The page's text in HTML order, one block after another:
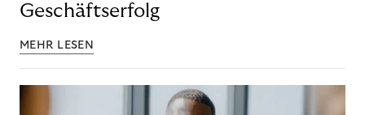
Geschäftserfolg
MEHR LESEN